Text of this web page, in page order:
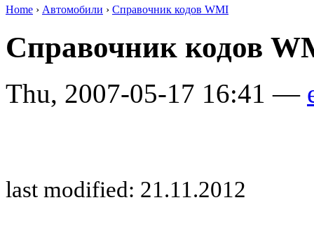
Home › Автомобили › Справочник кодов WMI
Справочник кодов
Thu, 2007-05-17 16:41 —
last modified: 21.11.2012